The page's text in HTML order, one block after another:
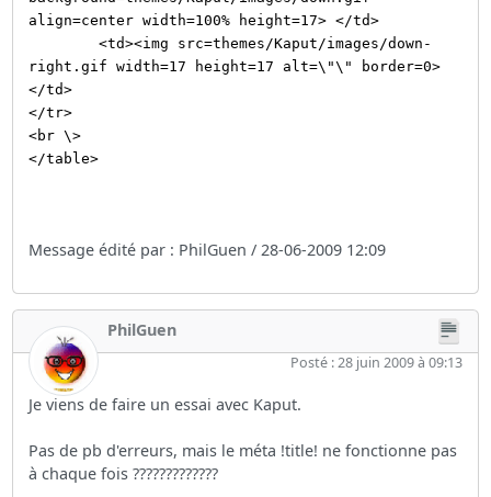
align=center width=100% height=17> </td>
<td><img src=themes/Kaput/images/down-
right.gif width=17 height=17 alt=\"\" border=0>
</td>
</tr>
<br \>
</table>
Message édité par : PhilGuen / 28-06-2009 12:09
PhilGuen
Posté : 28 juin 2009 à 09:13
Je viens de faire un essai avec Kaput.
Pas de pb d'erreurs, mais le méta !title! ne fonctionne pas
à chaque fois ?????????????